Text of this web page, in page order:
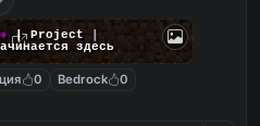
◈┃ Project
здесь
0 Bedrock
0